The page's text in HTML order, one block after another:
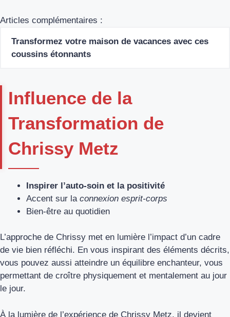
Articles complémentaires :
Transformez votre maison de vacances avec ces
coussins étonnants
Influence de la
Transformation de
Chrissy Metz
Inspirer l’auto-soin et la positivité
Accent sur la connexion esprit-corps
Bien-être au quotidien
L’approche de Chrissy met en lumière l’impact d’un cadre
de vie bien réfléchi. En vous inspirant des éléments décrits,
vous pouvez aussi atteindre un équilibre enchanteur, vous
permettant de croître physiquement et mentalement au jour
le jour.
À la lumière de l’expérience de Chrissy Metz, il devient